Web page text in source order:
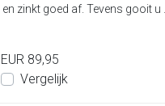
en zinkt goed af. Tevens gooit u ...
EUR 89,95
Vergelijk